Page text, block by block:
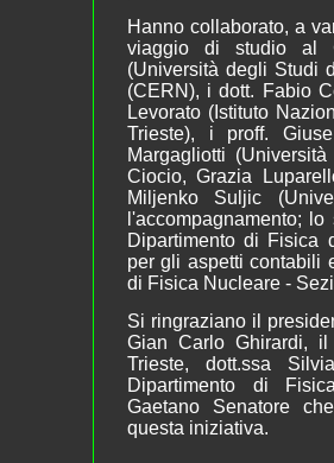
Hanno collaborato, a
viaggio di studio al
(Università degli Studi
(CERN), i dott. Fabio
Levorato (Istituto
Trieste), i proff.
Margagliotti
Ciocio, Grazia
Miljenko Suljic
l'accompagnamento;
Dipartimento di Fisica
per gli aspetti contabili
di Fisica Nucleare -
Si ringraziano il
Gian Carlo Ghirardi,
Trieste, dott.ssa
Dipartimento di
Gaetano Senatore
questa iniziativa.